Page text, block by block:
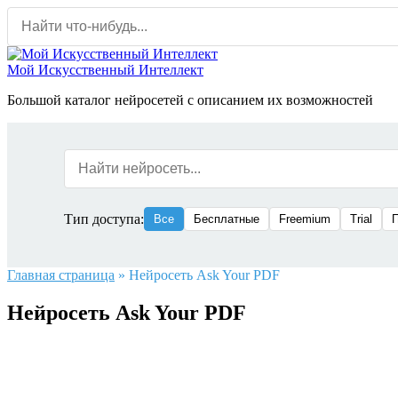
Перейти
содержанию
Мой Искусственный Интеллект
Большой каталог нейросетей с описанием их возможностей
Тип доступа: Все Бесплатные Freemium Trial
Главная страница » Нейросеть Ask Your PDF
Нейросеть Ask Your PDF